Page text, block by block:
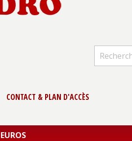
CONTACT & PLAN D'ACCÈS